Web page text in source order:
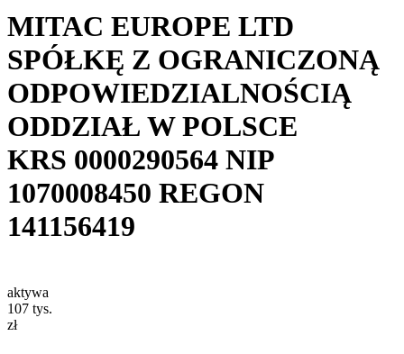
MITAC EUROPE LTD
SPÓŁKĘ Z OGRANICZONĄ
ODPOWIEDZIALNOŚCIĄ
ODDZIAŁ W POLSCE
KRS 0000290564 NIP
1070008450 REGON
141156419
aktywa
107 tys.
zł